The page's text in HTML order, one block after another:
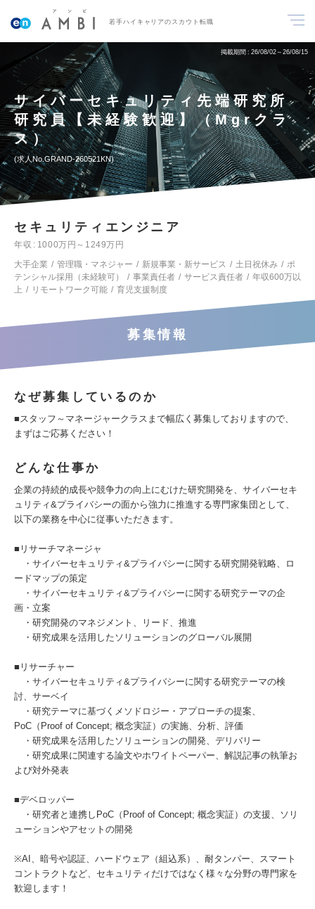
若手ハイキャリアのスカウト転職
掲載期間 26/08/02～26/08/15
サイバーセキュリティ先端研究所
研究員【未経験歓迎】（Mgrクラ
ス）
求人No.GRAND-260521KN
セキュリティエンジニア
年収
1000万円～1249万円
大手企業
管理職・マネジャー 新規事業・新サービス 土日祝休み
ポ
テンシャル採用（未経験可）
事業責任者 サービス責任者
年収600万以
上
リモートワーク可能 育児支援制度
募集情報
なぜ募集しているのか
■スタッフ～マネージャークラスまで幅広く募集しておりますので、
まずはご応募ください！
どんな仕事か
企業の持続的成長や競争力の向上にむけた研究開発を、サイバーセキ
ュリティ&プライバシーの面から強力に推進する専門家集団として、
以下の業務を中心に従事いただきます。
■リサーチマネージャ
・サイバーセキュリティ&プライバシーに関する研究開発戦略、ロ
ードマップの策定
・サイバーセキュリティ&プライバシーに関する研究テーマの企
画・立案
・研究開発のマネジメント、リード、推進
・研究成果を活用したソリューションのグローバル展開
■リサーチャー
・サイバーセキュリティ&プライバシーに関する研究テーマの検
討、サーベイ
・研究テーマに基づくメソドロジー・アプローチの提案、
PoC（Proof of Concept; 概念実証）の実施、分析、評価
・研究成果を活用したソリューションの開発、デリバリー
・研究成果に関連する論文やホワイトペーパー、解説記事の執筆お
よび対外発表
■デベロッパー
・研究者と連携しPoC（Proof of Concept; 概念実証）の支援、ソリ
ューションやアセットの開発
※AI、暗号や認証、ハードウェア（組込系）、耐タンパー、スマート
コントラクトなど、セキュリティだけではなく様々な分野の専門家を
歓迎します！